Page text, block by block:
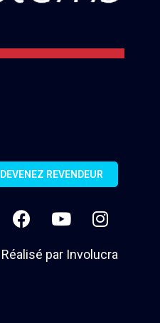
DEVENEZ REVENDEUR
Réalisé par Involucra